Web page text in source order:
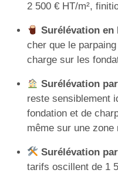
2 500 € HT/m²,
Surélévation en
cher que le
charge sur les
Surélévation
reste sensiblement
fondation et de
même sur une zone
Surélévation
tarifs oscillent de 1